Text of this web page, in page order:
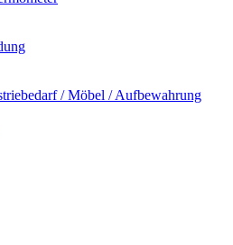
/ Möbel / Aufbewahrung